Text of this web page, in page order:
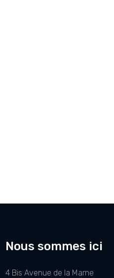
Nous sommes ici
4 Bis Avenue de la Marne